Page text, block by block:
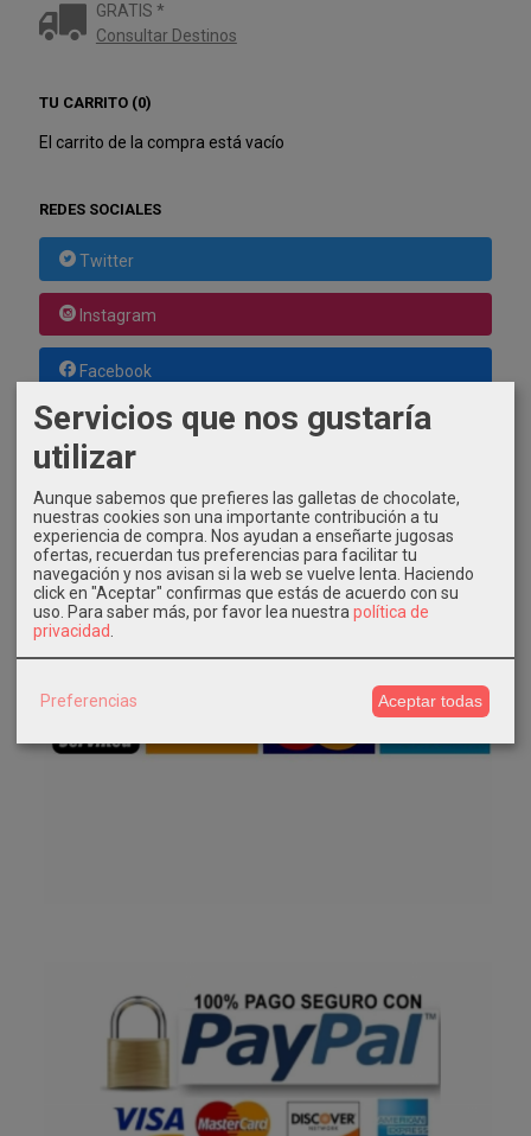
GRATIS *
Consultar Destinos
TU CARRITO (0)
El carrito de la compra está vacío
REDES SOCIALES
Twitter
Instagram
Facebook
Servicios que nos gustaría
utilizar
Aunque sabemos que prefieres las galletas de chocolate,
nuestras cookies son una importante contribución a tu
experiencia de compra. Nos ayudan a enseñarte jugosas
ofertas, recuerdan tus preferencias para facilitar tu
navegación y nos avisan si la web se vuelve lenta. Haciendo
click en "Aceptar" confirmas que estás de acuerdo con su
uso. Para saber más, por favor lea nuestra política de
privacidad
Preferencias Aceptar todas